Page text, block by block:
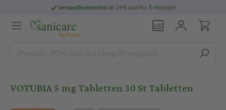
versandkostenfreiab 29 € und für E-Rezepte
VOTUBIA 5 mg Tabletten 30 St Tabletten